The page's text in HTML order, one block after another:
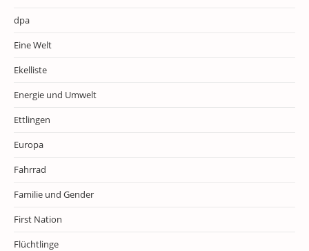
dpa
Eine Welt
Ekelliste
Energie und Umwelt
Ettlingen
Europa
Fahrrad
Familie und Gender
First Nation
Flüchtlinge